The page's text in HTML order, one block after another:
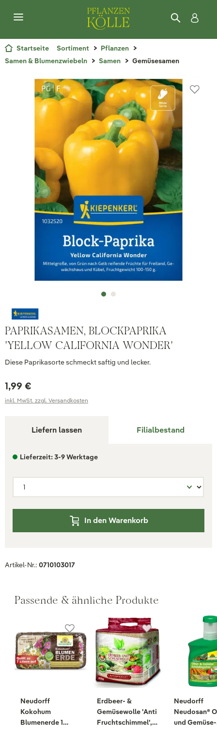
Startseite Sortiment
Pflanzen
Samen & Blumenzwiebeln
Samen Gemüsesamen
PAPRIKASAMEN, BLOCKPAPRIKA
'YELLOW CALIFORNIA WONDER'
Diese Paprikasorte schmeckt saftig und lecker.
1,99 €
inkl. MwSt. zzgl. Versandkosten
Liefern lassen Filialbestand
Lieferzeit: 3-9 Werktage
In den Warenkorb
Artikel-Nr.: 0710103017
Passende & ähnliche Produkte
Neudorff
Kokohum
Blumenerde 1
Erdbeer- &
Gemüsewolle 'Anti
Fruchtschimmel',
Neudorff
Neudosan®
und Gemüse-